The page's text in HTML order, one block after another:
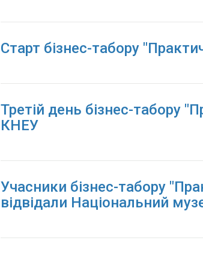
Старт бізнес-табору
Третій день бізнес-табору
КНЕУ
Учасники бізнес-табору
відвідали Національний